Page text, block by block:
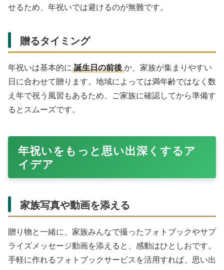
せるため、年祝いでは避けるのが無難です。
贈るタイミング
年祝いは基本的に 誕生日の前後か、家族が集まりやすい
日に合わせて贈ります。地域によっては満年齢ではなく数
え年で祝う風習もあるため、ご家族に確認してから準備す
るとスムーズです。
年祝いをもっと思い出深くするア
イデア
家族写真や動画を添える
贈り物と一緒に、家族みんなで撮ったフォトブックやサプ
ライズメッセージ動画を添えると、感動はひとしおです。
手軽に作れるフォトブックサービスを活用すれば、思い出